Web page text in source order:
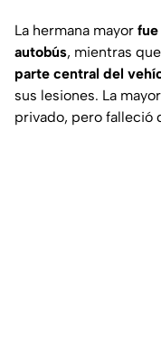
La hermana mayor
autobús, mientras
parte central del
sus lesiones. La
privado, pero falleció